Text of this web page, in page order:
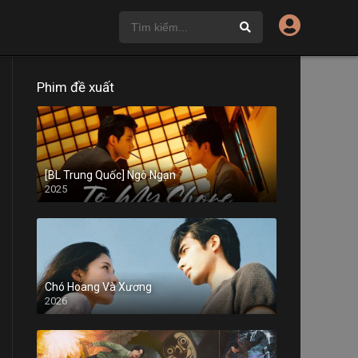
Phim đề xuất
[BL Trung Quốc] Ngô Ngạn
2025
Chó Hoang Và Xương
2026